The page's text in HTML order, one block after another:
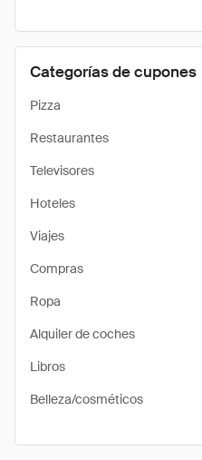
Categorías de cupones
Pizza
Restaurantes
Televisores
Hoteles
Viajes
Compras
Ropa
Alquiler de coches
Libros
Belleza/cosméticos